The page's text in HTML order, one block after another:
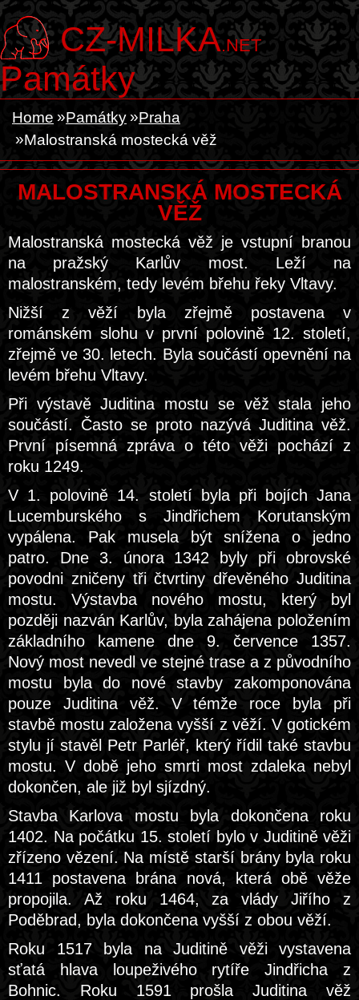
CZ-MILKA.NET
Památky
Home Památky
Praha
Malostranská mostecká věž
MALOSTRANSKÁ MOSTECKÁ
VĚŽ
Malostranská mostecká věž je vstupní branou
na pražský Karlův most. Leží na
malostranském, tedy levém břehu řeky Vltavy.
Nižší z věží byla zřejmě postavena v
románském slohu v první polovině 12. století,
zřejmě ve 30. letech. Byla součástí opevnění na
levém břehu Vltavy.
Při výstavě Juditina mostu se věž stala jeho
součástí. Často se proto nazývá Juditina věž.
První písemná zpráva o této věži pochází z
roku 1249.
V 1. polovině 14. století byla při bojích Jana
Lucemburského s Jindřichem Korutanským
vypálena. Pak musela být snížena o jedno
patro. Dne 3. února 1342 byly při obrovské
povodni zničeny tři čtvrtiny dřevěného Juditina
mostu. Výstavba nového mostu, který byl
později nazván Karlův, byla zahájena položením
základního kamene dne 9. července 1357.
Nový most nevedl ve stejné trase a z původního
mostu byla do nové stavby zakomponována
pouze Juditina věž. V témže roce byla při
stavbě mostu založena vyšší z věží. V gotickém
stylu jí stavěl Petr Parléř, který řídil také stavbu
mostu. V době jeho smrti most zdaleka nebyl
dokončen, ale již byl sjízdný.
Stavba Karlova mostu byla dokončena roku
1402. Na počátku 15. století bylo v Juditině věži
zřízeno vězení. Na místě starší brány byla roku
1411 postavena brána nová, která obě věže
propojila. Až roku 1464, za vlády Jiřího z
Poděbrad, byla dokončena vyšší z obou věží.
Roku 1517 byla na Juditině věži vystavena
sťatá hlava loupeživého rytíře Jindřicha z
Bohnic. Roku 1591 prošla Juditina věž